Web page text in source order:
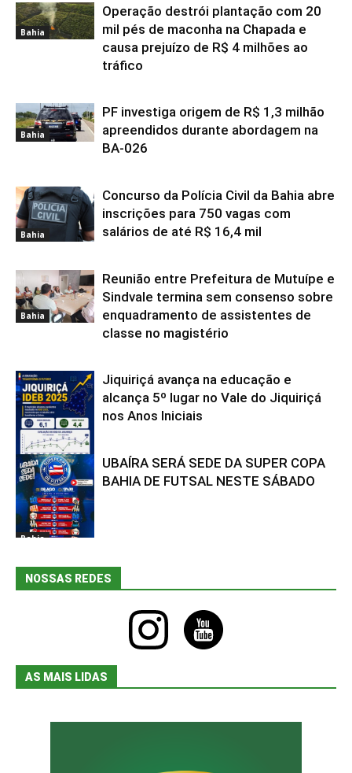
Bahia
Operação destrói plantação com 20
mil pés de maconha na Chapada e
causa prejuízo de R$ 4 milhões ao
tráfico
Bahia
PF investiga origem de R$ 1,3 milhão
apreendidos durante abordagem na
BA-026
Bahia
Concurso da Polícia Civil da Bahia abre
inscrições para 750 vagas com
salários de até R$ 16,4 mil
Bahia
Reunião entre Prefeitura de Mutuípe e
Sindvale termina sem consenso sobre
enquadramento de assistentes de
classe no magistério
Bahia
Jiquiriçá avança na educação e
alcança 5º lugar no Vale do Jiquiriçá
nos Anos Iniciais
Bahia
UBAÍRA SERÁ SEDE DA SUPER COPA
BAHIA DE FUTSAL NESTE SÁBADO
NOSSAS REDES
instagram youtube
AS MAIS LIDAS